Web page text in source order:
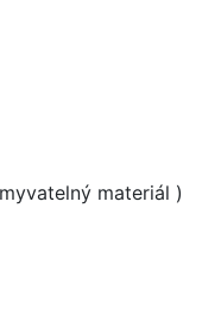
materiál )